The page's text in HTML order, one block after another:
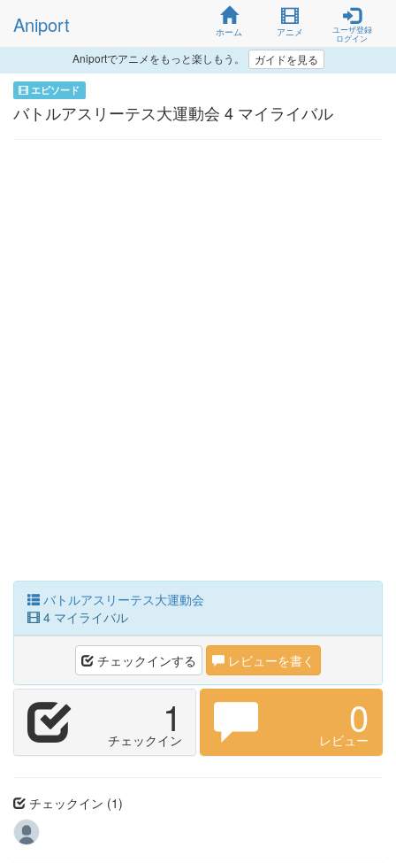
Aniport ホーム アニメ
ユーザ登録
ログイン
Aniportでアニメをもっと楽しもう。 ガイドを見る
エピソード
バトルアスリーテス大運動会 4 マイライバル
バトルアスリーテス大運動会
4 マイライバル
チェックインする レビューを書く
1
チェックイン 0
レビュー
チェックイン (1)